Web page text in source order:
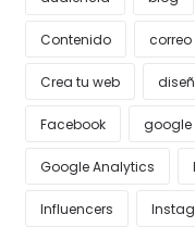
Contenido correo
Crea tu web
Facebook google
Google Analytics
Influencers